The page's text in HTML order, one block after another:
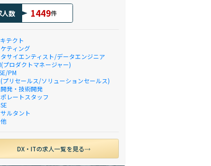
人数 1449件
テクト
ティング
サイエンティスト/データエンジニア
プロダクトマネージャー)
PM
プリセールス/ソリューションセールス)
発・技術開発
レートスタッフ
ルタント
DX・ITの求人一覧を見る